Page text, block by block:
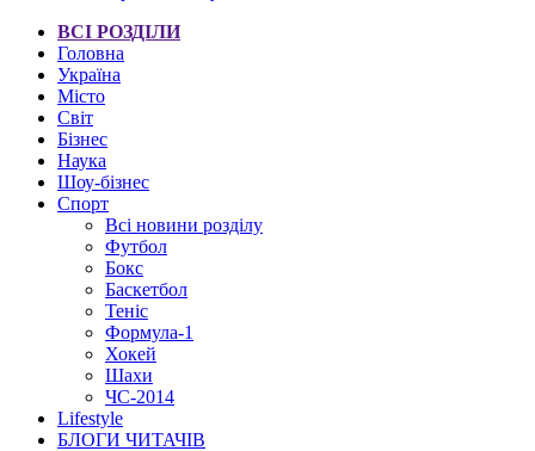
ВСІ РОЗДІЛИ
Головна
Україна
Місто
Світ
Бізнес
Наука
Шоу-бізнес
Спорт
Всі новини розділу
Футбол
Бокс
Баскетбол
Теніс
Формула-1
Хокей
Шахи
ЧС-2014
Lifestyle
БЛОГИ ЧИТАЧІВ